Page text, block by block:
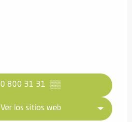
0 800 31 31 ▒▒
Ver los sitios web